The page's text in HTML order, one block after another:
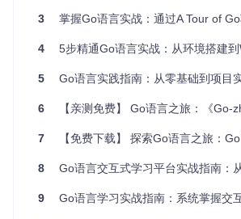
git clone
进入项目目录并启动服务：
cd tour
验证 ：当终端显示"Listening on :3999"时
习界面。
3 掌握Go语言实战：通过A Tour of Go项
4 5步精通Go语言实战：从环境搭建
5 Go语言实践指南：从零基础到项目
6 【亲测免费】 Go语言之旅：《Go-
7 【免费下载】 探索Go语言之旅：
8 Go语言交互式学习平台实战指南：
9 Go语言学习实战指南：系统掌握交互